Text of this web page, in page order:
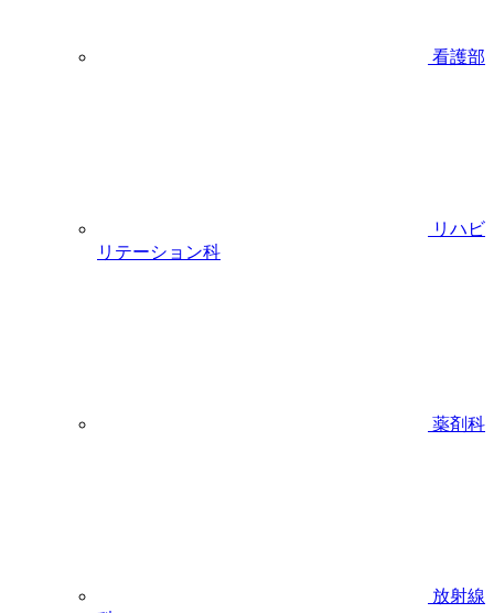
看護部
リハビ
リテーション科
薬剤科
放射線